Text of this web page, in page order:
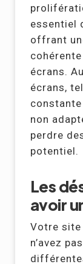
essentiel
offrant
écrans.
écrans,
non
perdre
potentiel.
Les
avoir
Votre site
n’avez